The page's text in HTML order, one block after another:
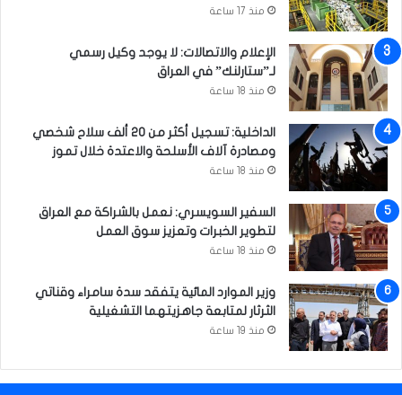
ط
ة
م
ا
ل
و
ع
ي
ا
ل
ح
ي
ن
ي
ا
ل
ث
ق
ا
ف
ي
ف
منذ 17 ساعة
الإعلام والاتصالات: لا يوجد وكيل رسمي
لـ”ستارلنك” في العراق
منذ 18 ساعة
الداخلية: تسجيل أكثر من 20 ألف سلاح شخصي
ومصادرة آلاف الأسلحة والاعتدة خلال تموز
منذ 18 ساعة
السفير السويسري: نعمل بالشراكة مع العراق
لتطوير الخبرات وتعزيز سوق العمل
منذ 18 ساعة
وزير الموارد المائية يتفقد سدة سامراء وقناتي
الثرثار لمتابعة جاهزيتهما التشغيلية
منذ 19 ساعة